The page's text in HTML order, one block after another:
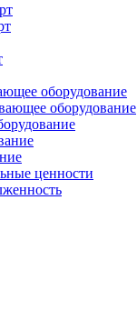
оборудование
оборудование
ценности